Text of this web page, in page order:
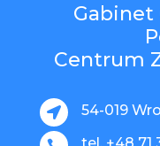
Gabinet
Centrum
 54-019